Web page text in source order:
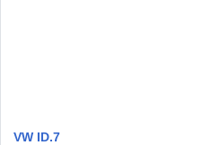
VW ID.7